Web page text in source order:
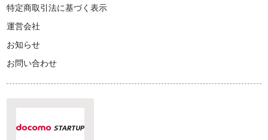
特定商取引法に基づく表示
運営会社
お知らせ
お問い合わせ